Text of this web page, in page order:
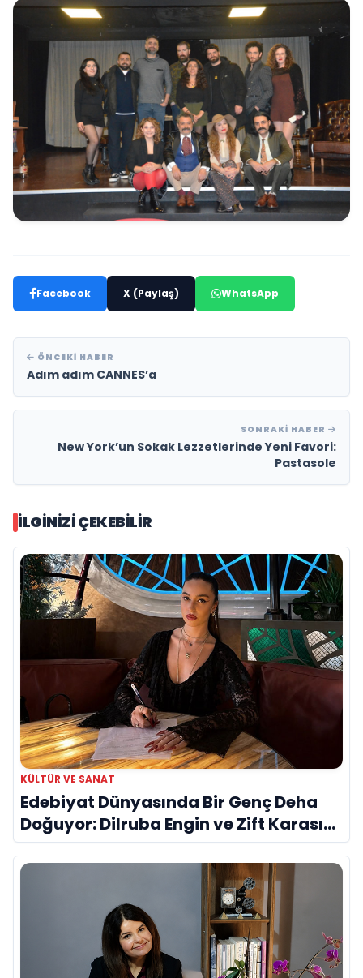
Facebook X (Paylaş) WhatsApp
ÖNCEKI HABER
Adım adım CANNES’a
SONRAKI HABER
New York’un Sokak Lezzetlerinde Yeni Favori:
Pastasole
İLGINIZI ÇEKEBILIR
KÜLTÜR VE SANAT
Edebiyat Dünyasında Bir Genç Deha
Doğuyor: Dilruba Engin ve Zift Karası
Evreni ‘AVENOİR’